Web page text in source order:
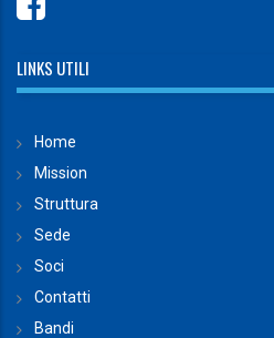
LINKS UTILI
Home
Mission
Struttura
Sede
Soci
Contatti
Bandi